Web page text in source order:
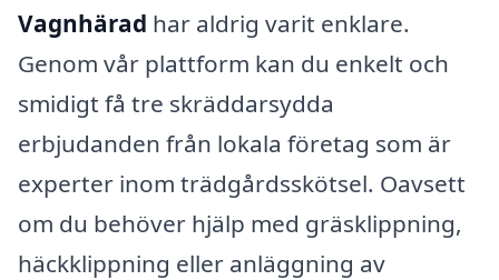
Vagnhärad har aldrig varit enklare.
Genom vår plattform kan du enkelt och
smidigt få tre skräddarsydda
erbjudanden från lokala företag som är
experter inom trädgårdsskötsel. Oavsett
om du behöver hjälp med gräsklippning,
häckklippning eller anläggning av